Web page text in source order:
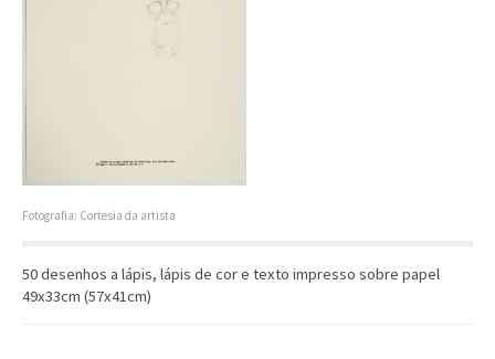
Cronologia
Fotografia: Cortesia da artista
50 desenhos a lápis, lápis de cor e texto impresso sobre papel
49x33cm (57x41cm)